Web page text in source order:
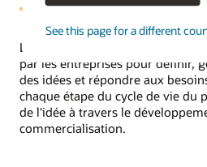
See this page for a different
La gestion des besoins fait
par les entreprises pour définir,
des idées et répondre aux
chaque étape du cycle de vie du
de l'idée à travers le
commercialisation.